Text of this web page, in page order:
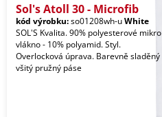
Sol's Atoll 30 - Microfib
kód výrobku:so01208wh-uWhite
SOL'S Kvalita. 90% polyesterové mikro
vlákno - 10% polyamid. Styl.
Overlocková úprava. Barevně sladěný
všitý pružný páse